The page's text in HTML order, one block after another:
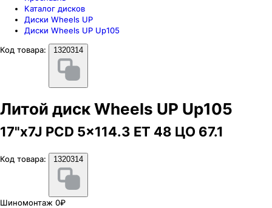
Каталог дисков
Диски Wheels UP
Диски Wheels UP Up105
Код товара:
1320314
Литой диск Wheels UP Up105
17"x7J PCD 5x114.3 ЕТ 48 ЦО 67.1
Код товара: 1320314
Шиномонтаж 0₽